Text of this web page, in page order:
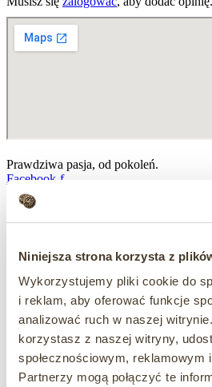
Niniejsza strona korzysta z
Wykorzystujemy pliki cookie do
i reklam, aby oferować funkcje
analizować ruch w naszej
korzystasz z naszej witryny,
społecznościowym, reklamowym
Partnerzy mogą połączyć te
Prawdziwa pasja, od pokoleń.
Facebook-f